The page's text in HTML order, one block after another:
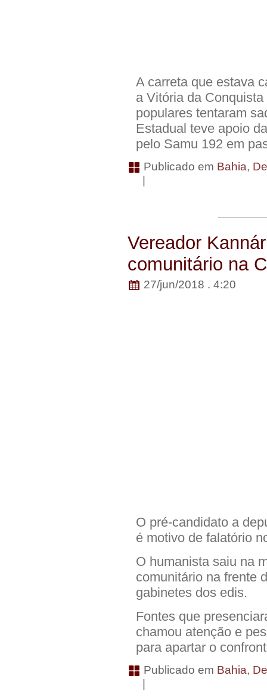
A carreta que estava
a Vitória da
populares tentaram
Estadual teve apoio
pelo Samu 192 em
Publicado em Bahia,
|
Vereador
comunitário na
27/jun/2018 . 4:20
O pré-candidato a
é motivo de falatório
O humanista saiu na
comunitário na frente
gabinetes dos edis.
Fontes que
chamou atenção e
para apartar o
Publicado em Bahia,